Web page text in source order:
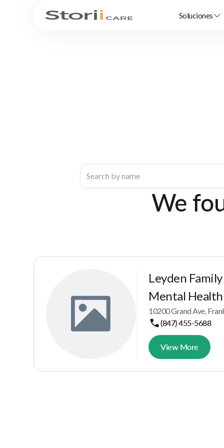
Soluciones
We
Leyden
Mental
10200 Grand Ave,
(847) 455-5688
View More